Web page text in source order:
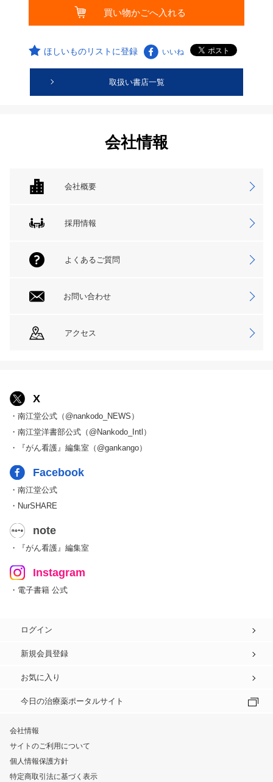
ほしいものリストに登録 いいね
取扱い書店一覧
会社情報
会社概要
採用情報
よくあるご質問
お問い合わせ
アクセス
X
・南江堂公式（@nankodo_NEWS）
・南江堂洋書部公式（@Nankodo_Intl）
・『がん看護』編集室（@gankango）
Facebook
・南江堂公式
・NurSHARE
note
・『がん看護』編集室
Instagram
・電子書籍 公式
ログイン
新規会員登録
お気に入り
今日の治療薬ポータルサイト
会社情報
サイトのご利用について
個人情報保護方針
特定商取引法に基づく表示